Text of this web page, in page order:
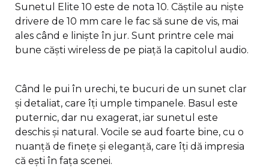
Sunetul Elite 10 este de nota 10. Căștile au niște
drivere de 10 mm care le fac să sune de vis, mai
ales când e liniște în jur. Sunt printre cele mai
bune căști wireless de pe piață la capitolul audio.
Când le pui în urechi, te bucuri de un sunet clar
și detaliat, care îți umple timpanele. Basul este
puternic, dar nu exagerat, iar sunetul este
deschis și natural. Vocile se aud foarte bine, cu o
nuanță de finețe și eleganță, care îți dă impresia
că ești în fața scenei.